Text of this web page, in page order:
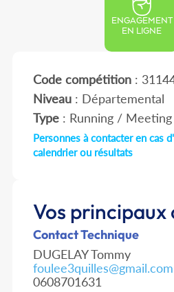
ENGAGEMENT
EN LIGNE
Code compétition:
Niveau: Départemental
Type: Running / Meeting
Personnes à contacter en cas
calendrier ou résultats
Vos
Contact Technique
DUGELAY Tommy
foulee3quilles@gmail.com
0608701631